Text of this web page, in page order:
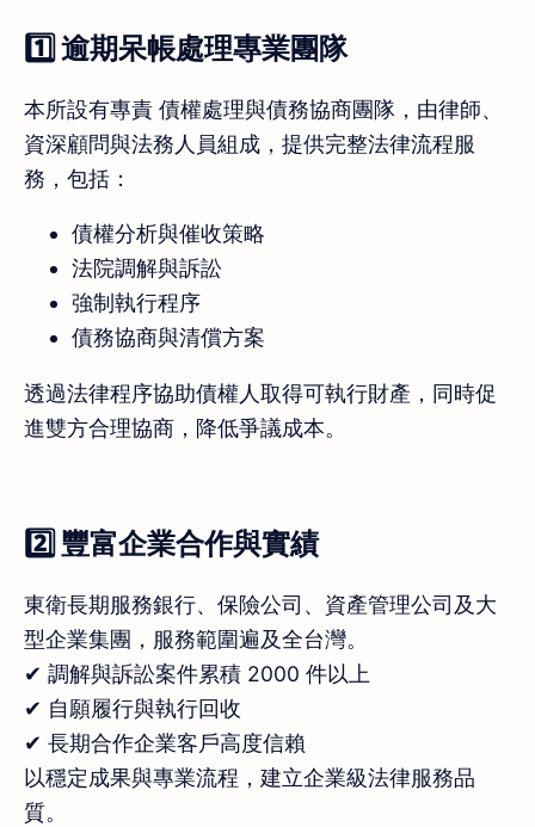
1️⃣ 逾期呆帳處理專業團隊
本所設有專責 債權處理與債務協商團隊，由律師、
資深顧問與法務人員組成，提供完整法律流程服
務，包括：
債權分析與催收策略
法院調解與訴訟
強制執行程序
債務協商與清償方案
透過法律程序協助債權人取得可執行財產，同時促
進雙方合理協商，降低爭議成本。
2️⃣ 豐富企業合作與實績
東衛長期服務銀行、保險公司、資產管理公司及大
型企業集團，服務範圍遍及全台灣。
✔ 調解與訴訟案件累積 2000 件以上
✔ 自願履行與執行回收
✔ 長期合作企業客戶高度信賴
以穩定成果與專業流程，建立企業級法律服務品
質。